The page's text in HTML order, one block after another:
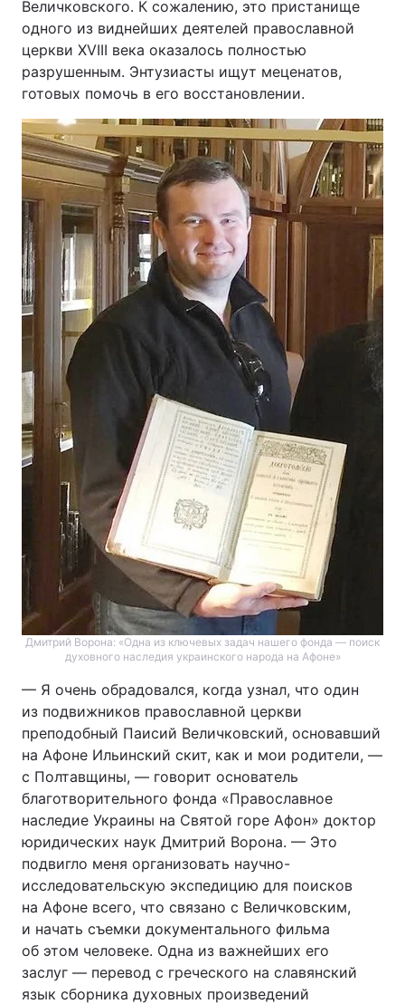
Величковского. К сожалению, это пристанище
одного из виднейших деятелей православной
церкви XVIII века оказалось полностью
разрушенным. Энтузиасты ищут меценатов,
готовых помочь в его восстановлении.
Дмитрий Ворона: «Одна из ключевых задач нашего фонда — поиск
духовного наследия украинского народа на Афоне»
— Я очень обрадовался, когда узнал, что один
из подвижников православной церкви
преподобный Паисий Величковский, основавший
на Афоне Ильинский скит, как и мои родители, —
c Полтавщины, — говорит основатель
благотворительного фонда «Православное
наследие Украины на Святой горе Афон» доктор
юридических наук Дмитрий Ворона. — Это
подвигло меня организовать научно-
исследовательскую экспедицию для поисков
на Афоне всего, что связано с Величковским,
и начать съемки документального фильма
об этом человеке. Одна из важнейших его
заслуг — перевод с греческого на славянский
язык сборника духовных произведений